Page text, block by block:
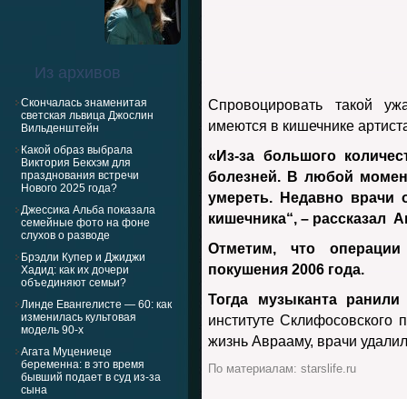
Из архивов
Скончалась знаменитая
светская львица Джослин
Вильденштейн
Какой образ выбрала
Виктория Бекхэм для
празднования встречи
Нового 2025 года?
Джессика Альба показала
семейные фото на фоне
слухов о разводе
Брэдли Купер и Джиджи
Хадид: как их дочери
объединяют семьи?
Линде Евангелисте — 60: как
изменилась культовая
модель 90-х
Агата Муцениеце
беременна: в это время
бывший подает в суд из-за
сына
Спровоцировать такой
имеются в кишечнике
«Из-за большого
болезней. В любой
умереть. Недавно врачи
кишечника“, – рассказал
Отметим, что
покушения 2006 года.
Тогда музыканта
институте
жизнь Аврааму, врачи
По материалам: starslife.ru